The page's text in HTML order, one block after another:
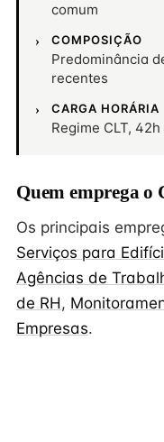
comum
COMPOSIÇÃO
Predominância
recentes
CARGA HORÁRIA
Regime CLT,
Quem emprega o
Os principais
Serviços para
Agências de
de RH,
Empresas.